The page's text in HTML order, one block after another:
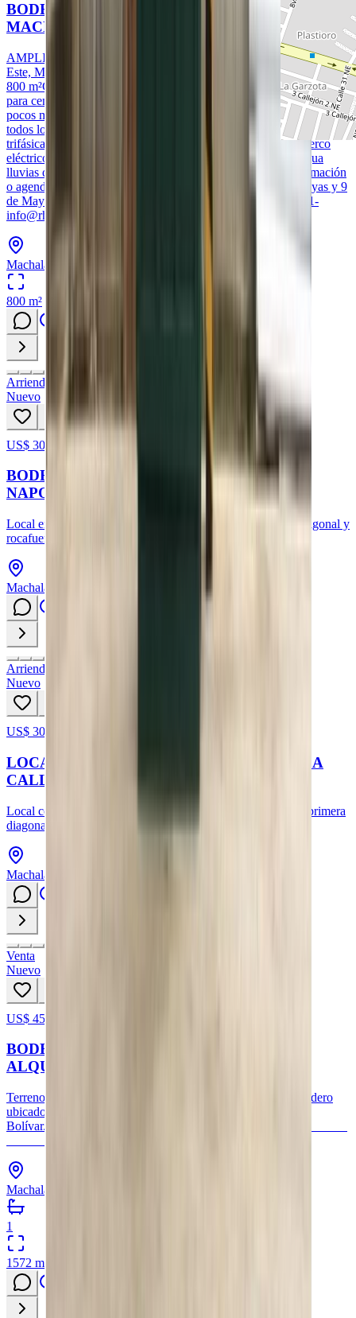
BODEGA EN ALQUILER AL ESTE DE
MACHALA #DEPA
AMPLIA BODEGA EN ALQUILERUbicación: Cdla. Urdesa
Este, Machala.Precio Alquiler: $4500/Mes + IVAÁrea de terreno:
800 m²Calificación: Amplia bodega con oficina en alquiler, Ideal
para centro de acopio,, centro de distribución, etc.Se encuentra a
pocos metros del hotel Oro verde, en zona residencial. Cuenta con
todos los servicios básicos, el galpón tiene alimentación propia
trifásica a 220V.Todo el perímetro de la bodega cuenta con cerco
eléctrico, incluye alarma de emergencia.Contiene canal de agua
lluvias que tiene una longitud de 18 m linealesPara más información
o agendar una visita, contáctanos:- Pichincha 1100 entre Guayas y 9
de Mayo- Machala - El Oro – Ecuador- (+593) 099 948 1931-
info@rhinmobiliaria.ec
Machala, Provincia de El Oro
800 m²
Arriendo
Nuevo
US$ 300
BODEGA EN ARRIENDO EN LA CALLE
NAPOLEON MERA, MACHALA
Local en arriendo en la calle napoleon mera entre primera diagonal y
rocafuerte
Machala, Provincia de El Oro
Arriendo
Nuevo
US$ 300
LOCAL COMERCIAL EN ARRIENDO EN LA
CALLE NAPOLEON MERA, MACHALA
Local comercial en arriendo en la calle napoleon mera entre primera
diagonal y rocafuerte
Machala, Provincia de El Oro
Venta
Nuevo
US$ 450.000
BODEGA CON OFICINA EN VENTA O
ALQUILER, MACHALA #292
Terreno en venta con amplio galpón, oficina, baño y parqueadero
ubicado en avenida principal en sector comercial de Puerto
Bolívar.Valor de venta: $ 450.000Valor de alquiler: $2.500
Machala, Provincia de El Oro
1
1572 m²